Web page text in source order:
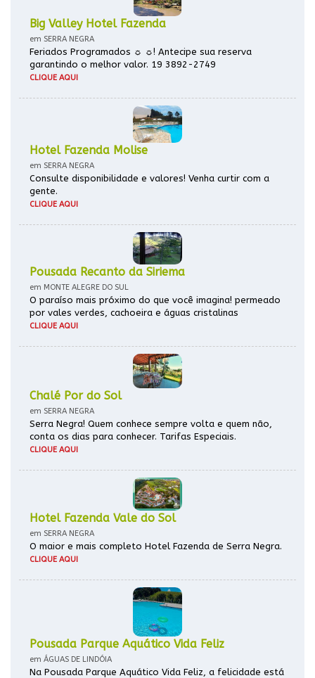
Big Valley Hotel Fazenda
em SERRA NEGRA
Feriados Programados ☼ ☼! Antecipe sua reserva
garantindo o melhor valor. 19 3892-2749
CLIQUE AQUI
Hotel Fazenda Molise
em SERRA NEGRA
Consulte disponibilidade e valores! Venha curtir com a
gente.
CLIQUE AQUI
Pousada Recanto da Siriema
em MONTE ALEGRE DO SUL
O paraíso mais próximo do que você imagina! permeado
por vales verdes, cachoeira e águas cristalinas
CLIQUE AQUI
Chalé Por do Sol
em SERRA NEGRA
Serra Negra! Quem conhece sempre volta e quem não,
conta os dias para conhecer. Tarifas Especiais.
CLIQUE AQUI
Hotel Fazenda Vale do Sol
em SERRA NEGRA
O maior e mais completo Hotel Fazenda de Serra Negra.
CLIQUE AQUI
Pousada Parque Aquático Vida Feliz
em ÁGUAS DE LINDÓIA
Na Pousada Parque Aquático Vida Feliz, a felicidade está